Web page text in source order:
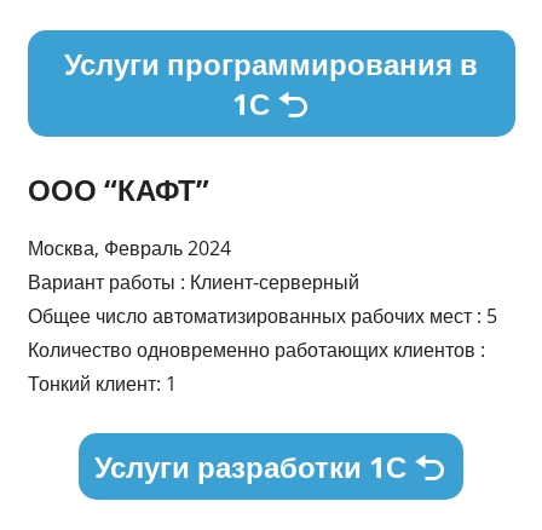
Услуги программирования в
1С
ООО “КАФТ”
Москва, Февраль 2024
Вариант работы : Клиент-серверный
Общее число автоматизированных рабочих мест : 5
Количество одновременно работающих клиентов :
Тонкий клиент: 1
Услуги разработки 1С